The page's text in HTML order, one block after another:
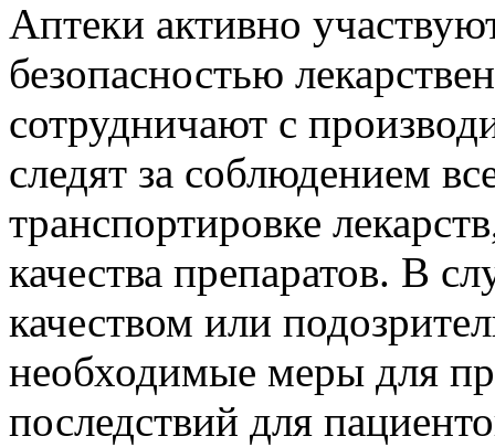
Аптеки активно
безопасностью
сотрудничают с
следят за соблюдением
транспортировке
качества препаратов. В
качеством или
необходимые меры для
последствий для